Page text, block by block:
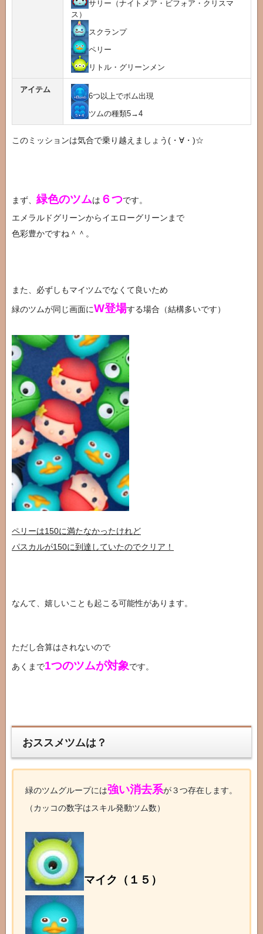
サリー（ナイトメア・ビフォア・クリスマ
ス）
スクランプ
ペリー
リトル・グリーンメン
アイテム
6つ以上でボム出現
ツムの種類5→4
このミッションは気合で乗り越えましょう(・∀・)☆
まず、 緑色のツムは ６つです。
エメラルドグリーンからイエローグリーンまで
色彩豊かですね＾＾。
また、必ずしもマイツムでなくて良いため
緑のツムが同じ画面にW登場する場合（結構多いです）
ペリーは150に満たなかったけれど
パスカルが150に到達していたのでクリア！
なんて、嬉しいことも起こる可能性があります。
ただし合算はされないので
あくまで1つのツムが対象です。
おススメツムは？
緑のツムグループには強い消去系が３つ存在します。
（カッコの数字はスキル発動ツム数）
マイク（１５）